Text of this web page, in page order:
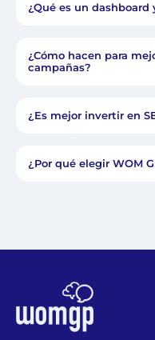
¿Qué es un dashboard
¿Cómo hacen para
campañas?
¿Es mejor invertir en
¿Por qué elegir WOM